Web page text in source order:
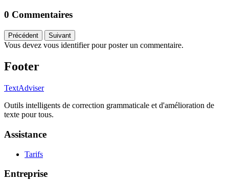
0 Commentaires
Précédent Suivant
Vous devez vous identifier pour poster un commentaire.
Footer
TextAdviser
Outils intelligents de correction grammaticale et d'amélioration de
texte pour tous.
Assistance
Tarifs
Entreprise